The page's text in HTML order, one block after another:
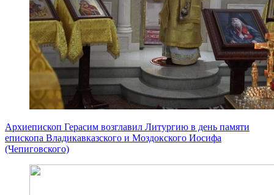
Архиепископ Герасим возглавил Литургию в день памяти
епископа Владикавказского и Моздокского Иосифа
(Чепиговского)